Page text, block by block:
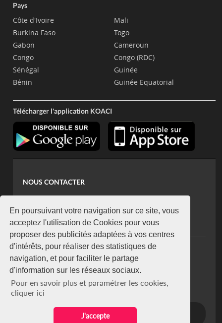
En poursuivant votre navigation sur ce site, vous
acceptez l'utilisation de Cookies pour vous
proposer des publicités adaptées à vos centres
d'intérêts, pour réaliser des statistiques de
navigation, et pour faciliter le partage
d'information sur les réseaux sociaux.
Pour en savoir plus et paramétrer les cookies,
cliquer ici
J'accepte
Pays
Côte d'Ivoire
Burkina Faso
Gabon
Congo
Sénégal
Bénin
Mali
Togo
Cameroun
Congo (RDC)
Guinée
Guinée Equatorial
Télécharger l'application KOACI
NOUS CONTACTER
koaci@yahoo.fr
+225 07 08 85 52 93
NEWSLETTER
Restez connecté via notre newsletter
S'abonner
Se désabonner